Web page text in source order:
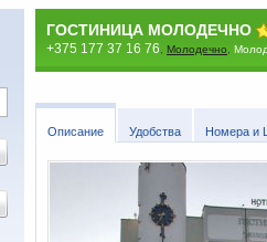
ГОСТИНИЦА МОЛОДЕЧНО
+375 177 37 16 76 Молодечно
Описание Удобства Номера и